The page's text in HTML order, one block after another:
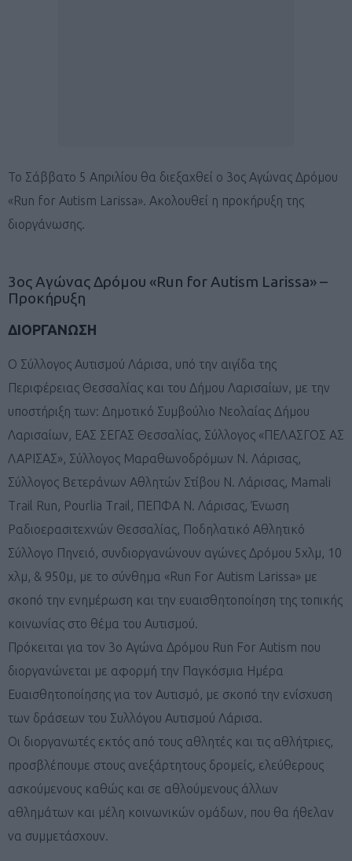
Το Σάββατο 5 Απριλίου θα διεξαχθεί ο 3ος Αγώνας Δρόμου
«Run for Autism Larissa». Ακολουθεί η προκήρυξη της
διοργάνωσης.
3ος Αγώνας Δρόμου «Run for Autism Larissa» –
Προκήρυξη
ΔΙΟΡΓΑΝΩΣΗ
Ο Σύλλογος Αυτισμού Λάρισα, υπό την αιγίδα της
Περιφέρειας Θεσσαλίας και του Δήμου Λαρισαίων, με την
υποστήριξη των: Δημοτικό Συμβούλιο Νεολαίας Δήμου
Λαρισαίων, ΕΑΣ ΣΕΓΑΣ Θεσσαλίας, Σύλλογος «ΠΕΛΑΣΓΟΣ ΑΣ
ΛΑΡΙΣΑΣ», Σύλλογος Μαραθωνοδρόμων Ν. Λάρισας,
Σύλλογος Βετεράνων Αθλητών Στίβου Ν. Λάρισας, Mamali
Trail Run, Pourlia Trail, ΠΕΠΦΑ Ν. Λάρισας, Ένωση
Ραδιοερασιτεχνών Θεσσαλίας, Ποδηλατικό Αθλητικό
Σύλλογο Πηνειό, συνδιοργανώνουν αγώνες Δρόμου 5χλμ, 10
χλμ, & 950μ, με το σύνθημα «Run For Autism Larissa» με
σκοπό την ενημέρωση και την ευαισθητοποίηση της τοπικής
κοινωνίας στο θέμα του Αυτισμού.
Πρόκειται για τον 3ο Αγώνα Δρόμου Run For Autism που
διοργανώνεται με αφορμή την Παγκόσμια Ημέρα
Ευαισθητοποίησης για τον Αυτισμό, με σκοπό την ενίσχυση
των δράσεων του Συλλόγου Αυτισμού Λάρισα.
Οι διοργανωτές εκτός από τους αθλητές και τις αθλήτριες,
προσβλέπουμε στους ανεξάρτητους δρομείς, ελεύθερους
ασκούμενους καθώς και σε αθλούμενους άλλων
αθλημάτων και μέλη κοινωνικών ομάδων, που θα ήθελαν
να συμμετάσχουν.